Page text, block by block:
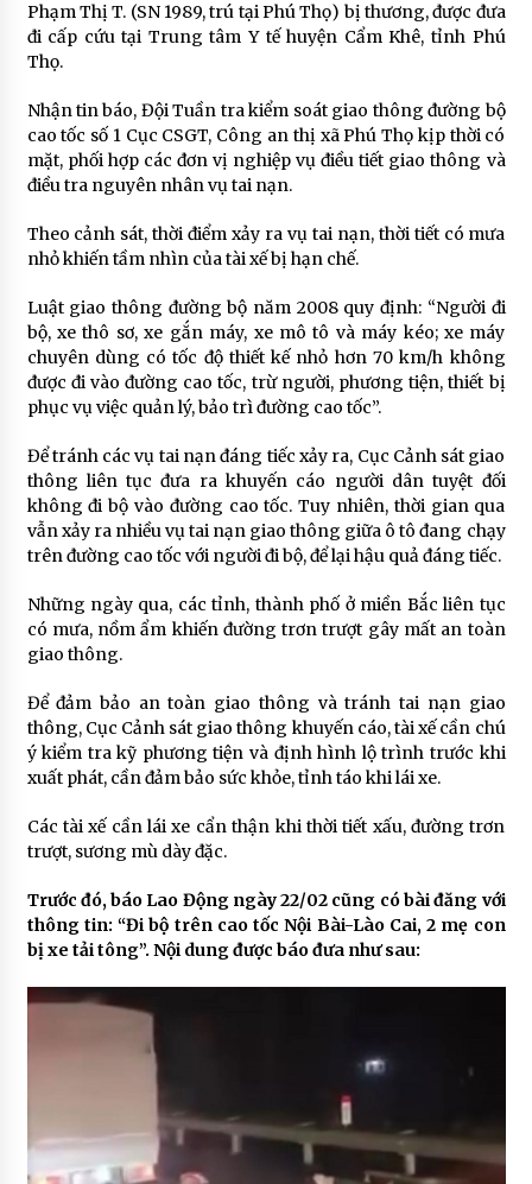
Phạm Thị T. (SN 1989, trú tại Phú Thọ) bị thương, được đưa
đi cấp cứu tại Trung tâm Y tế huyện Cẩm Khê, tỉnh Phú
Thọ.
Nhận tin báo, Đội Tuần tra kiểm soát giao thông đường bộ
cao tốc số 1 Cục CSGT, Công an thị xã Phú Thọ kịp thời có
mặt, phối hợp các đơn vị nghiệp vụ điều tiết giao thông và
điều tra nguyên nhân vụ tai nạn.
Theo cảnh sát, thời điểm xảy ra vụ tai nạn, thời tiết có mưa
nhỏ khiến tầm nhìn của tài xế bị hạn chế.
Luật giao thông đường bộ năm 2008 quy định: “Người đi
bộ, xe thô sơ, xe gắn máy, xe mô tô và máy kéo; xe máy
chuyên dùng có tốc độ thiết kế nhỏ hơn 70 km/h không
được đi vào đường cao tốc, trừ người, phương tiện, thiết bị
phục vụ việc quản lý, bảo trì đường cao tốc”.
Để tránh các vụ tai nạn đáng tiếc xảy ra, Cục Cảnh sát giao
thông liên tục đưa ra khuyến cáo người dân tuyệt đối
không đi bộ vào đường cao tốc. Tuy nhiên, thời gian qua
vẫn xảy ra nhiều vụ tai nạn giao thông giữa ô tô đang chạy
trên đường cao tốc với người đi bộ, để lại hậu quả đáng tiếc.
Những ngày qua, các tỉnh, thành phố ở miền Bắc liên tục
có mưa, nồm ẩm khiến đường trơn trượt gây mất an toàn
giao thông.
Để đảm bảo an toàn giao thông và tránh tai nạn giao
thông, Cục Cảnh sát giao thông khuyến cáo, tài xế cần chú
ý kiểm tra kỹ phương tiện và định hình lộ trình trước khi
xuất phát, cần đảm bảo sức khỏe, tỉnh táo khi lái xe.
Các tài xế cần lái xe cẩn thận khi thời tiết xấu, đường trơn
trượt, sương mù dày đặc.
Trước đó, báo Lao Động ngày 22/02 cũng có bài đăng với
thông tin: “Đi bộ trên cao tốc Nội Bài-Lào Cai, 2 mẹ con
bị xe tải tông”. Nội dung được báo đưa như sau: